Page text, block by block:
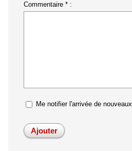
Commentaire * :
Me notifier l'arrivée de